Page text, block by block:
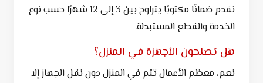
نقدم ضمانًا مكتوبًا يتراوح بين 3 إلى 12 شهرًا حسب نوع
الخدمة والقطع المستبدلة.
هل تصلحون الأجهزة في المنزل؟
نعم، معظم الأعمال تتم في المنزل دون نقل الجهاز إلا